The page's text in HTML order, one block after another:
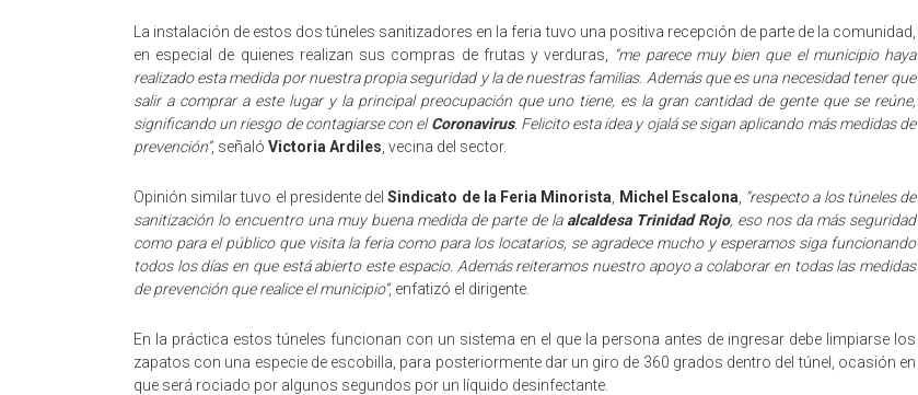
La instalación de estos dos túneles sanitizadores en la feria tuvo una positiva recepción de parte de la comunidad,
en especial de quienes realizan sus compras de frutas y verduras, “me parece muy bien que el municipio haya
realizado esta medida por nuestra propia seguridad y la de nuestras familias. Además que es una necesidad tener que
salir a comprar a este lugar y la principal preocupación que uno tiene, es la gran cantidad de gente que se reúne,
significando un riesgo de contagiarse con elCoronavirus. Felicito esta idea y ojalá se sigan aplicando más medidas de
prevención”, señaló Victoria Ardiles , vecina del sector.
Opinión similar tuvo el presidente delSindicato de la Feria Minorista Michel Escalona “respecto a los túneles de
sanitización lo encuentro una muy buena medida de parte de la alcaldesa Trinidad Rojo, eso nos da más seguridad
como para el público que visita la feria como para los locatarios, se agradece mucho y esperamos siga funcionando
todos los días en que está abierto este espacio. Además reiteramos nuestro apoyo a colaborar en todas las medidas
de prevención que realice el municipio”, enfatizó el dirigente.
En la práctica estos túneles funcionan con un sistema en el que la persona antes de ingresar debe limpiarse los
zapatos con una especie de escobilla, para posteriormente dar un giro de 360 grados dentro del túnel, ocasión en
que será rociado por algunos segundos por un líquido desinfectante.